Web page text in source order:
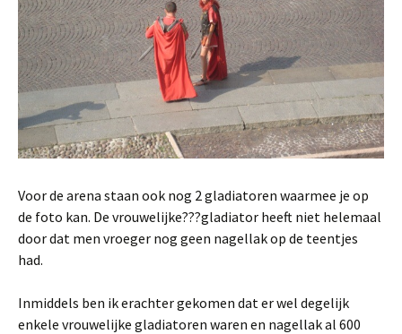
Voor de arena staan ook nog 2 gladiatoren waarmee je op
de foto kan. De vrouwelijke???gladiator heeft niet helemaal
door dat men vroeger nog geen nagellak op de teentjes
had.
Inmiddels ben ik erachter gekomen dat er wel degelijk
enkele vrouwelijke gladiatoren waren en nagellak al 600